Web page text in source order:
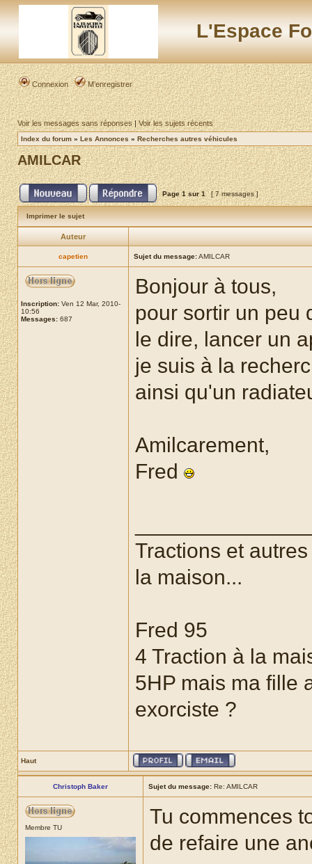
L'Espace
Connexion M’enregistrer
Voir les messages sans réponses|Voir les sujets récents
Index du forum » Les Annonces » Recherches autres véhicules
AMILCAR
Page1sur1 [ 7 messages ]
Imprimer le sujet
Auteur
capetien Sujet du message:AMILCAR
Inscription: Ven 12 Mar, 2010-
10:56
Messages: 687
Bonjour à tous,
pour sortir un peu
le dire, lancer un
je suis à la
ainsi qu'un
Amilcarement,
Fred
Tractions et
la maison...
Fred 95
4 Traction à la
5HP mais ma fille
exorciste ?
Haut
Christoph Baker Sujet du message: Re: AMILCAR
Membre TU
Tu commences
de refaire une